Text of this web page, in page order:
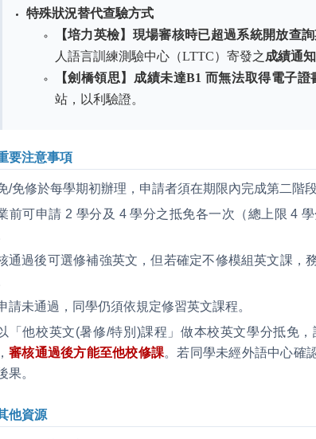
特殊狀況替代查驗方式
【培力英檢】現場審核時已超過系統開放查
人語言訓練測驗中心（LTTC）寄發之成績通
【劍橋領思】成績未達B1 而無法取得電子證
站，以利驗證。
要注意事項
/免修於每學期初辦理，申請者須在期限內完成第二階
前可申請 2 學分及 4 學分之抵免各一次（總上限 4
通過後可選修補強英文，但若確定不修模組英文課，
請未通過，同學仍須依規定修習英文課程。
「他校英文(暑修/特別)課程」做本校英文學分抵免
審核通過後方能至他校修課 。若同學未經外語中心
果。
他資源